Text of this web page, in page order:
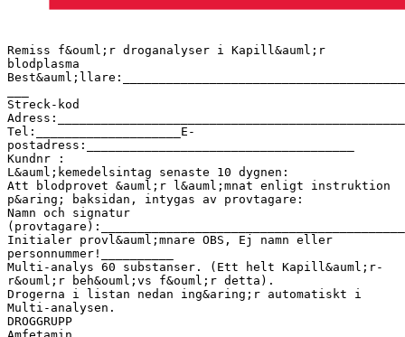
Remiss f&ouml;r droganalyser i Kapill&auml;r
blodplasma
Streck-kod
Tel:____________________E-
postadress:_____________________________________
Kundnr :
L&auml;kemedelsintag senaste 10 dygnen:
Att blodprovet &auml;r l&auml;mnat enligt instruktion
p&aring; baksidan, intygas av provtagare:
Namn och signatur
Initialer provl&auml;mnare OBS, Ej namn eller
personnummer!__________
Multi-analys 60 substanser. (Ett helt Kapill&auml;r-
r&ouml;r beh&ouml;vs f&ouml;r detta).
Drogerna i listan nedan ing&aring;r automatiskt i
Multi-analysen.
DROGGRUPP